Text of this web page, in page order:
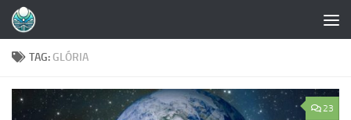
Skip to content
TAG: GLÓRIA
23